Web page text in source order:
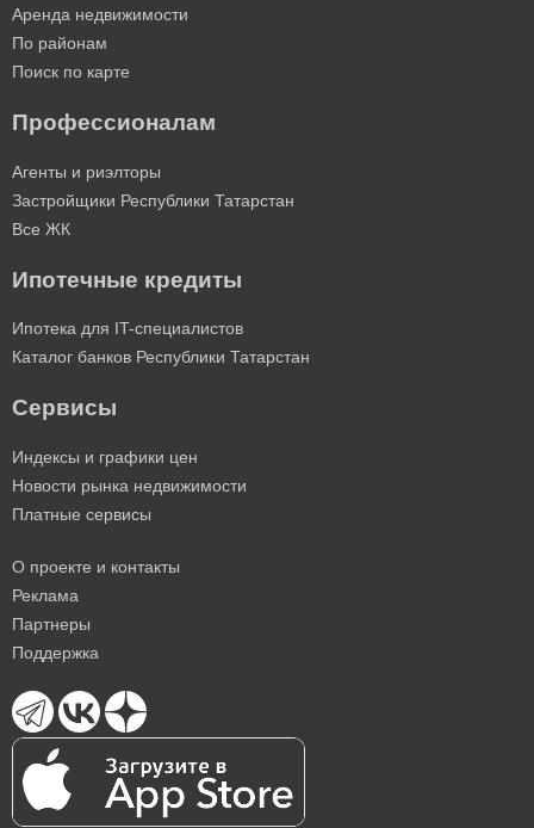
Аренда недвижимости
По районам
Поиск по карте
Профессионалам
Агенты и риэлторы
Застройщики Республики Татарстан
Все ЖК
Ипотечные кредиты
Ипотека для IT-специалистов
Каталог банков Республики Татарстан
Сервисы
Индексы и графики цен
Новости рынка недвижимости
Платные сервисы
О проекте и контакты
Реклама
Партнеры
Поддержка